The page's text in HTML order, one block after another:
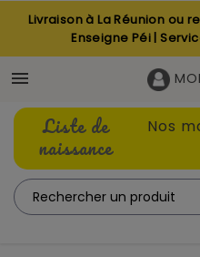
Livraison à La Réunion ou
Enseigne Péi |

Liste de
naissance
Nos